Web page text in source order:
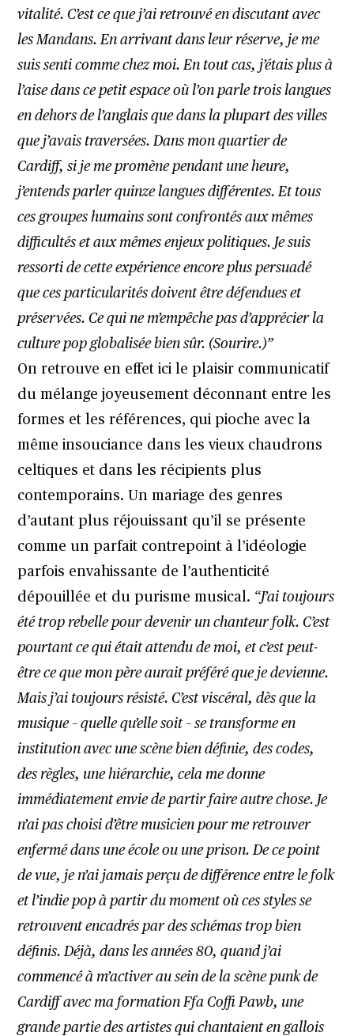
vitalité. C’est ce que j’ai retrouvé en discutant avec
les Mandans. En arrivant dans leur réserve, je me
suis senti comme chez moi. En tout cas, j’étais plus à
l’aise dans ce petit espace où l’on parle trois langues
en dehors de l’anglais que dans la plupart des villes
que j’avais traversées. Dans mon quartier de
Cardiff, si je me promène pendant une heure,
j’entends parler quinze langues différentes. Et tous
ces groupes humains sont confrontés aux mêmes
difficultés et aux mêmes enjeux politiques. Je suis
ressorti de cette expérience encore plus persuadé
que ces particularités doivent être défendues et
préservées. Ce qui ne m’empêche pas d’apprécier la
culture pop globalisée bien sûr. (Sourire.)”
On retrouve en effet ici le plaisir communicatif
du mélange joyeusement déconnant entre les
formes et les références, qui pioche avec la
même insouciance dans les vieux chaudrons
celtiques et dans les récipients plus
contemporains. Un mariage des genres
d’autant plus réjouissant qu’il se présente
comme un parfait contrepoint à l’idéologie
parfois envahissante de l’authenticité
dépouillée et du purisme musical. “J’ai toujours
été trop rebelle pour devenir un chanteur folk. C’est
pourtant ce qui était attendu de moi, et c’est peut-
être ce que mon père aurait préféré que je devienne.
Mais j’ai toujours résisté. C’est viscéral, dès que la
musique – quelle qu’elle soit – se transforme en
institution avec une scène bien définie, des codes,
des règles, une hiérarchie, cela me donne
immédiatement envie de partir faire autre chose. Je
n’ai pas choisi d’être musicien pour me retrouver
enfermé dans une école ou une prison. De ce point
de vue, je n’ai jamais perçu de différence entre le folk
et l’indie pop à partir du moment où ces styles se
retrouvent encadrés par des schémas trop bien
définis. Déjà, dans les années 80, quand j’ai
commencé à m’activer au sein de la scène punk de
Cardiff avec ma formation Ffa Coffi Pawb, une
grande partie des artistes qui chantaient en gallois